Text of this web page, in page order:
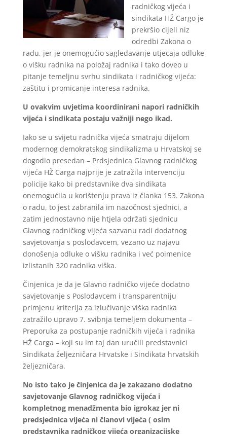
radničkog vijeća i
sindikata HŽ Cargo je
prekršio cijeli niz
odredbi Zakona o
radu, jer je onemogućio sagledavanje utjecaja odluke
o višku radnika na položaj radnika i tako doveo u
pitanje temeljnu svrhu sindikata i radničkog vijeća:
zaštitu i promicanje interesa radnika.
U ovakvim uvjetima koordinirani napori radničkih
vijeća i sindikata postaju važniji nego ikad.
Iako se u svijetu radnička vijeća smatraju dijelom
modernog demokratskog sindikalizma u Hrvatskoj se
dogodio presedan – Prdsjednica Glavnog radničkog
vijeća HŽ Carga najprije je zatražila intervenciju
policije kako bi predstavnike dva sindikata
onemogućila u korištenju prava iz članka 153. Zakona
o radu, to jest zabranila im nazočnost sjednici, a
zatim jednostavno nije htjela održati sjednicu
Glavnog radničkog vijeća sazvanu radi dodatnog
savjetovanja s poslodavcem, vezano uz najavu
donošenja odluke o višku radnika i već poimenice
izlistanih 320 radnika viška.
Činjenica je da je Glavno radničko vijeće dodatno
savjetovanje s Poslodavcem i transparentniju
primjenu kriterija za izlučivanje viška radnika
zatražilo upravo 7. svibnja temeljem dokumenta –
Preporuka za postupanje radničkih vijeća i radnika
HŽ Carga – koji su im taj dan uručili predstavnici
Sindikata željezničara Hrvatske i Sindikata hrvatskih
željezničara.
No isto tako je činjenica da je zakazano dodatno
savjetovanje Glavnog radničkog vijeća i
kompletnog menadžmenta bio igrokaz jer ni
predsjednica vijeća ni članovi vijeća ( osim
predstavnika radničkog vijeća organizacijske